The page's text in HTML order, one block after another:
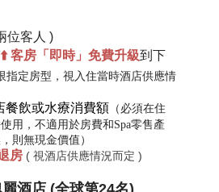
位客人 )
⬆️客房「即時」免費升級到下
指定房型，視入住當時酒店供應情
餐飲或水療消費額 （必須在住
用，不適用於房費和 Spa零售產
則無現金價值）
房 ( 視酒店供應情況而定 )